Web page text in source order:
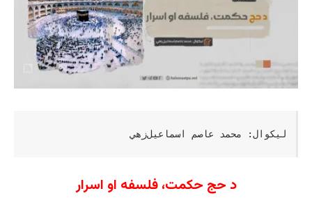
لیکوال: محمد عاصم اسماعیل‌زهي
د حج حکمت، فلسفه او اسرار